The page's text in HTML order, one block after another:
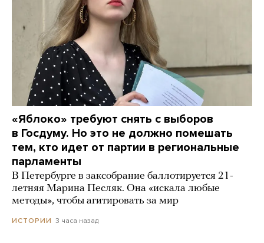
«Яблоко» требуют снять с выборов
в Госдуму. Но это не должно помешать
тем, кто идет от партии в региональные
парламенты
В Петербурге в заксобрание баллотируется 21-
летняя Марина Песляк. Она «искала любые
методы», чтобы агитировать за мир
ИСТОРИИ 3 часа назад